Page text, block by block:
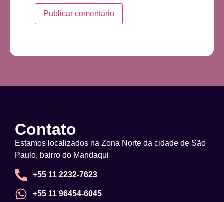
Contato
Estamos localizados na Zona Norte da cidade de São
Paulo, bairro do Mandaqui
+55 11 2232-7623
+55 11 96454-6045